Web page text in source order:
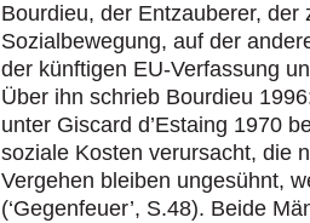
Bourdieu, der Entzauberer,
Sozialbewegung, auf der
der künftigen EU-Verfassung
Über ihn schrieb Bourdieu
unter Giscard d’Estaing 1970
soziale Kosten verursacht, die
Vergehen bleiben ungesühnt,
(‘Gegenfeuer’, S.48). Beide